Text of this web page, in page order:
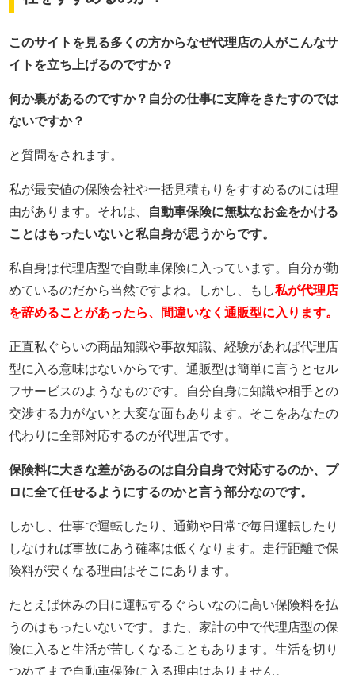
このサイトを見る多くの方からなぜ代理店の人がこんなサ
イトを立ち上げるのですか？
何か裏があるのですか？自分の仕事に支障をきたすのでは
ないですか？
と質問をされます。
私が最安値の保険会社や一括見積もりをすすめるのには理
由があります。それは、
自動車保険に無駄なお金をかける
ことはもったいないと私自身が思うからです。
私自身は代理店型で自動車保険に入っています。自分が勤
めているのだから当然ですよね。しかし、もし私が代理店
を辞めることがあったら、間違いなく通販型に入ります。
正直私ぐらいの商品知識や事故知識、経験があれば代理店
型に入る意味はないからです。通販型は簡単に言うとセル
フサービスのようなものです。自分自身に知識や相手との
交渉する力がないと大変な面もあります。そこをあなたの
代わりに全部対応するのが代理店です。
保険料に大きな差があるのは自分自身で対応するのか、プ
ロに全て任せるようにするのかと言う部分なのです。
しかし、仕事で運転したり、通勤や日常で毎日運転したり
しなければ事故にあう確率は低くなります。走行距離で保
険料が安くなる理由はそこにあります。
たとえば休みの日に運転するぐらいなのに高い保険料を払
うのはもったいないです。また、家計の中で代理店型の保
険に入ると生活が苦しくなることもあります。生活を切り
つめてまで自動車保険に入る理由はありません。